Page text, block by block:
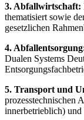
3. Abfallwirtschaft:
thematisiert sowie
gesetzlichen
4.
Dualen Systems
5. Transport und
prozesstechnischen
innerbetrieblich) und